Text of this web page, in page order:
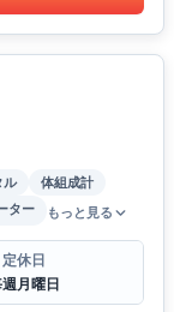
ル
体組成計
ター もっと見る
定休日
月曜日